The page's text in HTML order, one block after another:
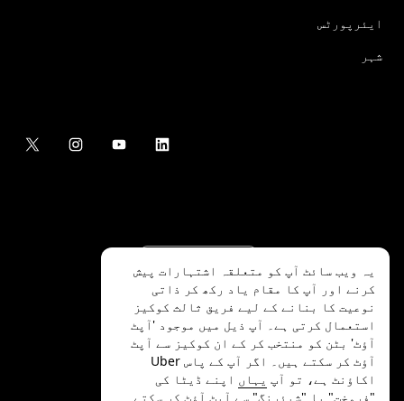
ایئرپورٹس
شہر
©
2026
.Uber Technologies Inc
یہ ویب سائٹ آپ کو متعلقہ اشتہارات پیش
کرنے اور آپ کا مقام یاد رکھ کر ذاتی
نوعیت کا بنانے کے لیے فریق ثالث کوکیز
استعمال کرتی ہے۔ آپ ذیل میں موجود 'آپٹ
آؤٹ' بٹن کو منتخب کر کے ان کوکیز سے آپٹ
آؤٹ کر سکتے ہیں۔ اگر آپ کے پاس Uber
اکاؤنٹ ہے، تو آپ یہاں اپنے ڈیٹا کی
"فروخت" یا "شیئرنگ" سے آپٹ آؤٹ کر سکتے